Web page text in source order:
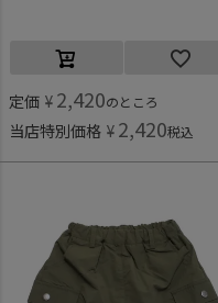
定価 ¥ 2,420のところ
当店特別価格 ¥ 2,420税込